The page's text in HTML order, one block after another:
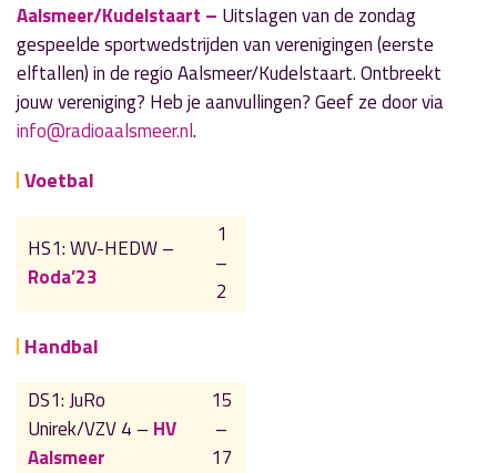
« Vorig nieuwsbericht
8 december 2024
Kerststukjes maken en kleurwedstrijd Aalsmeer
Centrum
10 december 2024
Aalsmeer/Kudelstaart – Uitslagen van de zondag
gespeelde sportwedstrijden van verenigingen (eerste
elftallen) in de regio Aalsmeer/Kudelstaart. Ontbreekt
jouw vereniging? Heb je aanvullingen? Geef ze door via
info@radioaalsmeer.nl.
Voetbal
HS1: WV-HEDW –
Roda’23
1
–
2
Handbal
DS1: JuRo
Unirek/VZV 4 – HV
Aalsmeer
15
–
17